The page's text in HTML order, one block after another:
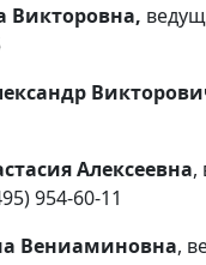
Викторовна,
Алексеевна,
954-60-11
Вениаминовна,